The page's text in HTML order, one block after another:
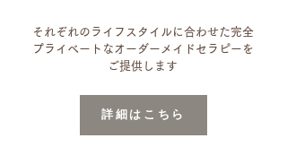
それぞれのライフスタイルに​合わせた完全
プライベートなオーダーメイドセラピーを
ご提供します
詳細はこちら